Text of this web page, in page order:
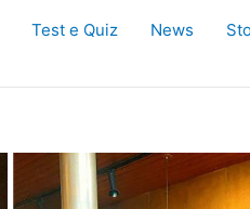
Test e Quiz News